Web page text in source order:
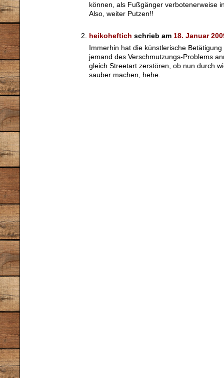
können, als Fußgänger verbotenerweise
Also, weiter Putzen!!
heikoheftich schrieb am 18. Januar
Immerhin hat die künstlerische
jemand des Verschmutzungs-Problems
gleich Streetart zerstören, ob nun durch
sauber machen, hehe.